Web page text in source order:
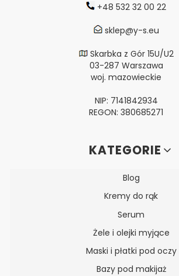
+48 532 32 00 22
sklep@y-s.eu
Skarbka z Gór 15U/U2
03-287 Warszawa
woj. mazowieckie
NIP: 7141842934
REGON: 380685271
Linki w stopceKATEGORIE
Blog
Kremy do rąk
Serum
Żele i olejki myjące
Maski i płatki pod oczy
Bazy pod makijaż